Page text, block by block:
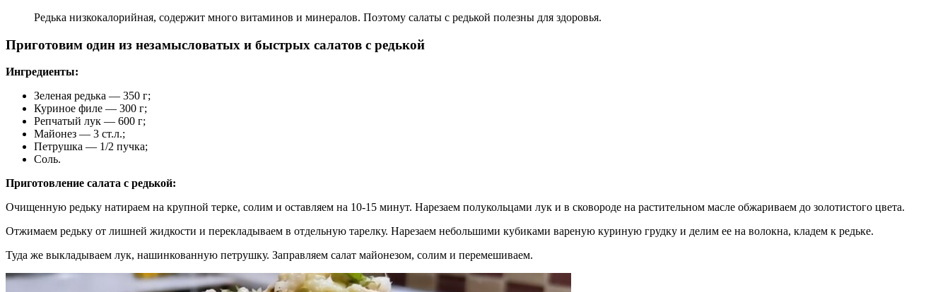
Редька низкокалорийная, содержит много витаминов и минералов. Поэтому салаты с редькой полезны для здоровья.
Приготовим один из незамысловатых и быстрых салатов с редькой
Ингредиенты:
Зеленая редька — 350 г;
Куриное филе — 300 г;
Репчатый лук — 600 г;
Майонез — 3 ст.л.;
Петрушка — 1/2 пучка;
Соль.
Приготовление салата с редькой:
Очищенную редьку натираем на крупной терке, солим и оставляем на 10-15 минут. Нарезаем полукольцами лук и в сковороде на растительном масле обжариваем до золотистого цвета.
Отжимаем редьку от лишней жидкости и перекладываем в отдельную тарелку. Нарезаем небольшими кубиками вареную куриную грудку и делим ее на волокна, кладем к редьке.
Туда же выкладываем лук, нашинкованную петрушку. Заправляем салат майонезом, солим и перемешиваем.